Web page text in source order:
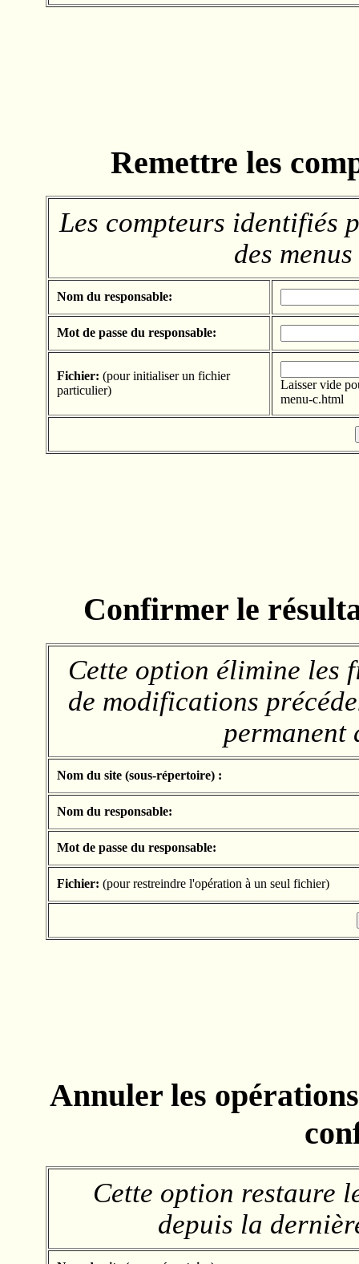
Remettre les
Les compteurs identifiés
des
Nom du responsable:
Mot de passe du responsable:
Fichier: (pour initialiser un fichier
particulier)
Laisser vide
menu-c.html
Confirmer le
Cette option élimine les
de modifications
permanent
Nom du site (sous-répertoire) :
Nom du responsable:
Mot de passe du responsable:
Fichier: (pour restreindre l'opération à un seul fichier)
Annuler les
Cette option restaure
depuis la